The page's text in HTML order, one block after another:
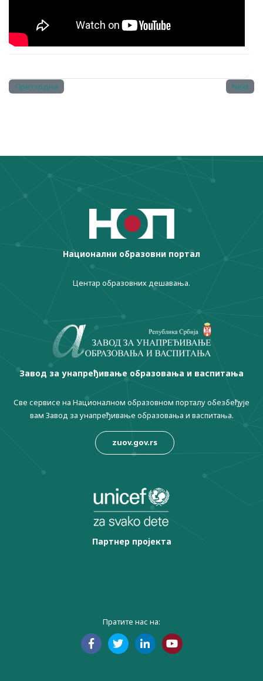
Претходна Next
Национални образовни портал
Центар образовних дешавања.
Завод за унапређивање образовања и васпитања
Све сервисе на Националном образовном порталу обезбеђује
вам Завод за унапређивање образовања и васпитања.
zuov.gov.rs
Партнер пројекта
Пратите нас на: